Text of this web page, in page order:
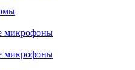
микрофоны
микрофоны